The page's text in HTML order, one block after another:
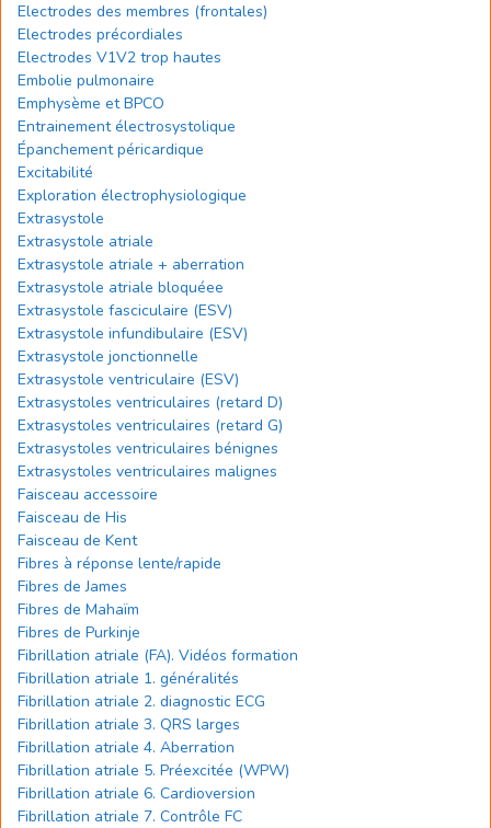
Electrodes des membres (frontales)
Electrodes précordiales
Electrodes V1V2 trop hautes
Embolie pulmonaire
Emphysème et BPCO
Entrainement électrosystolique
Épanchement péricardique
Excitabilité
Exploration électrophysiologique
Extrasystole
Extrasystole atriale
Extrasystole atriale + aberration
Extrasystole atriale bloquéee
Extrasystole fasciculaire (ESV)
Extrasystole infundibulaire (ESV)
Extrasystole jonctionnelle
Extrasystole ventriculaire (ESV)
Extrasystoles ventriculaires (retard D)
Extrasystoles ventriculaires (retard G)
Extrasystoles ventriculaires bénignes
Extrasystoles ventriculaires malignes
Faisceau accessoire
Faisceau de His
Faisceau de Kent
Fibres à réponse lente/rapide
Fibres de James
Fibres de Mahaïm
Fibres de Purkinje
Fibrillation atriale (FA). Vidéos formation
Fibrillation atriale 1. généralités
Fibrillation atriale 2. diagnostic ECG
Fibrillation atriale 3. QRS larges
Fibrillation atriale 4. Aberration
Fibrillation atriale 5. Préexcitée (WPW)
Fibrillation atriale 6. Cardioversion
Fibrillation atriale 7. Contrôle FC